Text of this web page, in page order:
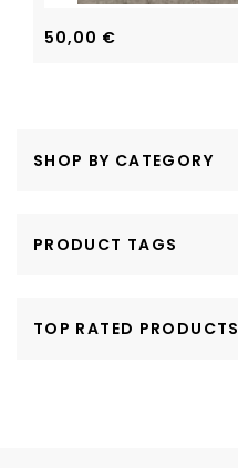
50,00 €
SHOP BY CATEGORY
PRODUCT TAGS
TOP RATED PRODUCTS